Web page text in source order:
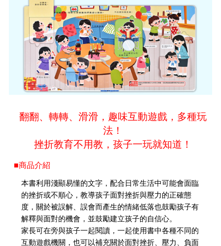
翻翻、轉轉、滑滑，趣味互動遊戲，多種玩
法！
挫折教育不用教，孩子一玩就知道！
■商品介紹
本書利用淺顯易懂的文字，配合日常生活中可能會面臨
的挫折或不順心，教導孩子面對挫折與壓力的正確態
度，關於被誤解、誤會而產生的情緒低落也鼓勵孩子有
解釋與面對的機會，並鼓勵建立孩子的自信心。
家長可在旁與孩子一起閱讀，一起使用書中各種不同的
互動遊戲機關，也可以補充關於面對挫折、壓力、負面